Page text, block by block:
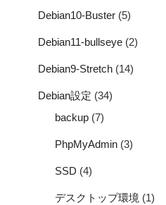
Debian10-Buster (5)
Debian11-bullseye (2)
Debian9-Stretch (14)
Debian設定 (34)
backup (7)
PhpMyAdmin (3)
SSD (4)
デスクトップ環境 (1)